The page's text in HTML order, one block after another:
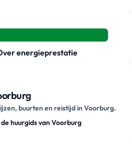
energieprestatie
buurten en reistijd in Voorburg.
de huurgids van Voorburg